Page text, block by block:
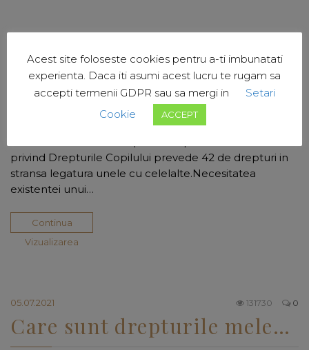
Care sunt drepturile
copilului?
Care sunt drepturile copilului? - APEL cu Avocat Diana
privind Drepturile Copilului prevede 42 de drepturi in
stransa legatura unele cu celelalte.Necesitatea
existentei unui…
Continua
Vizualizarea
05.07.2021 0
131730
Care sunt drepturile mele…
Acest site foloseste cookies pentru a-ti imbunatati
experienta. Daca iti asumi acest lucru te rugam sa
accepti termenii GDPR sau sa mergi in
Setari
Cookie
ACCEPT